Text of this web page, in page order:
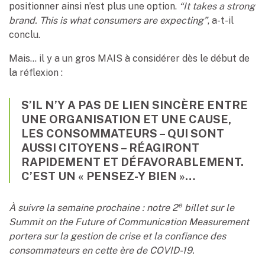
positionner ainsi n’est plus une option. “It takes a strong
brand. This is what consumers are expecting”, a-t-il
conclu.
Mais… il y a un gros MAIS à considérer dès le début de
la réflexion :
S’IL N’Y A PAS DE LIEN SINCÈRE ENTRE
UNE ORGANISATION ET UNE CAUSE,
LES CONSOMMATEURS – QUI SONT
AUSSI CITOYENS – RÉAGIRONT
RAPIDEMENT ET DÉFAVORABLEMENT.
C’EST UN « PENSEZ-Y BIEN »…
À suivre la semaine prochaine : notre 2e billet sur le
Summit on the Future of Communication Measurement
portera sur la gestion de crise et la confiance des
consommateurs en cette ère de COVID-19.